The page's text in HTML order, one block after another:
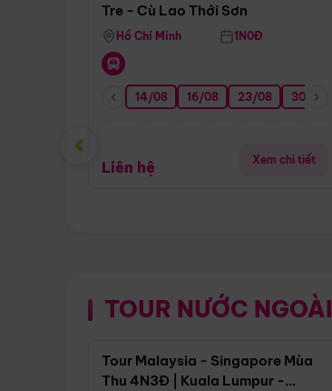
Tre - Cù Lao Thới Sơn
Hồ Chí Minh 1N0Đ
14/08 16/08 23/08 30/08
Liên hệ Xem chi tiết
‹
TOUR NƯỚC NGOÀI
Điểm nổi bật
Tour Malaysia - Singapore Mùa
Thu 4N3Đ | Kuala Lumpur -